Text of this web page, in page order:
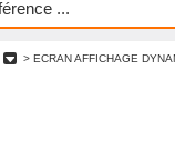
> ECRAN AFFICHAGE